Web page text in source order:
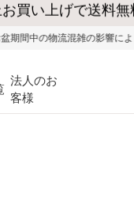
の物流混雑の影響により、
法人のお
客様